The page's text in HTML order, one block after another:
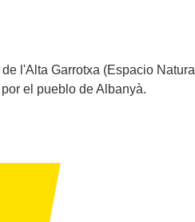
l'Alta Garrotxa (Espacio Natural
el pueblo de Albanyà.